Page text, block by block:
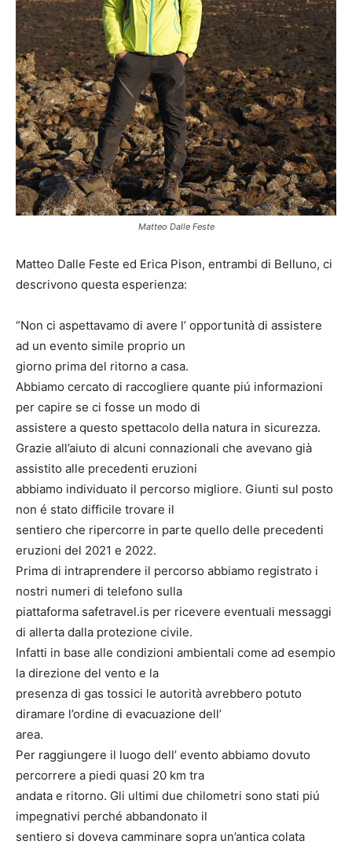
Matteo Dalle Feste
Matteo Dalle Feste ed Erica Pison, entrambi di Belluno, ci
descrivono questa esperienza:
“Non ci aspettavamo di avere l’ opportunità di assistere
ad un evento simile proprio un
giorno prima del ritorno a casa.
Abbiamo cercato di raccogliere quante piú informazioni
per capire se ci fosse un modo di
assistere a questo spettacolo della natura in sicurezza.
Grazie all’aiuto di alcuni connazionali che avevano già
assistito alle precedenti eruzioni
abbiamo individuato il percorso migliore. Giunti sul posto
non é stato difficile trovare il
sentiero che ripercorre in parte quello delle precedenti
eruzioni del 2021 e 2022.
Prima di intraprendere il percorso abbiamo registrato i
nostri numeri di telefono sulla
piattaforma safetravel.is per ricevere eventuali messaggi
di allerta dalla protezione civile.
Infatti in base alle condizioni ambientali come ad esempio
la direzione del vento e la
presenza di gas tossici le autorità avrebbero potuto
diramare l’ordine di evacuazione dell’
area.
Per raggiungere il luogo dell’ evento abbiamo dovuto
percorrere a piedi quasi 20 km tra
andata e ritorno. Gli ultimi due chilometri sono stati piú
impegnativi perché abbandonato il
sentiero si doveva camminare sopra un’antica colata